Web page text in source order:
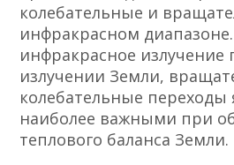
колебательные и
инфракрасном
инфракрасное излучение
излучении Земли,
колебательные переходы
наиболее важными при
теплового баланса Земли.